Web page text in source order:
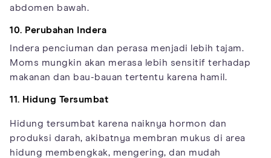
abdomen bawah.
10. Perubahan Indera
Indera penciuman dan perasa menjadi lebih tajam.
Moms mungkin akan merasa lebih sensitif terhadap
makanan dan bau-bauan tertentu karena hamil.
11. Hidung Tersumbat
Hidung tersumbat karena naiknya hormon dan
produksi darah, akibatnya membran mukus di area
hidung membengkak, mengering, dan mudah